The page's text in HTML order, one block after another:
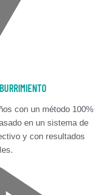
con un método 100%
en un sistema de
y con resultados